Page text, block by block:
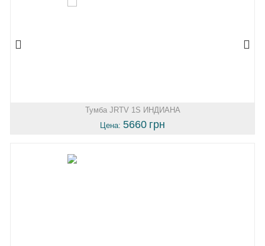
Тумба JRTV 1S ИНДИАНА
Цена: 5660 грн